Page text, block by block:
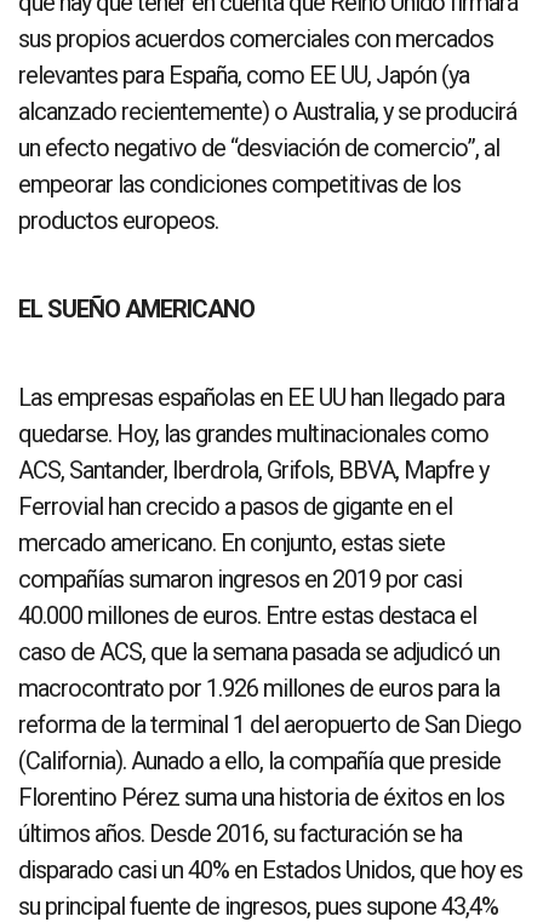
sus propios acuerdos comerciales con mercados
relevantes para España, como EE UU, Japón (ya
alcanzado recientemente) o Australia, y se producirá
un efecto negativo de “desviación de comercio”, al
empeorar las condiciones competitivas de los
productos europeos.
EL SUEÑO AMERICANO
Las empresas españolas en EE UU han llegado para
quedarse. Hoy, las grandes multinacionales como
ACS, Santander, Iberdrola, Grifols, BBVA, Mapfre y
Ferrovial han crecido a pasos de gigante en el
mercado americano. En conjunto, estas siete
compañías sumaron ingresos en 2019 por casi
40.000 millones de euros. Entre estas destaca el
caso de ACS, que la semana pasada se adjudicó un
macrocontrato por 1.926 millones de euros para la
reforma de la terminal 1 del aeropuerto de San Diego
(California). Aunado a ello, la compañía que preside
Florentino Pérez suma una historia de éxitos en los
últimos años. Desde 2016, su facturación se ha
disparado casi un 40% en Estados Unidos, que hoy es
su principal fuente de ingresos, pues supone 43,4%